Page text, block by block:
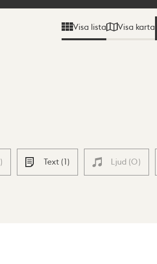
Visa lista Visa karta
) Text (1) Ljud (0)